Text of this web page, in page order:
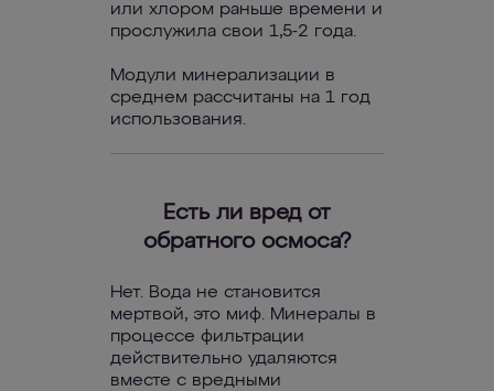
или хлором раньше времени и
прослужила свои 1,5-2 года.
Модули минерализации в
среднем рассчитаны на 1 год
использования.
Есть ли вред от
обратного осмоса?
Нет. Вода не становится
мертвой, это миф. Минералы в
процессе фильтрации
действительно удаляются
вместе с вредными